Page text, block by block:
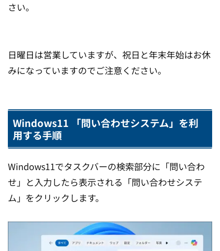
さい。
日曜日は営業していますが、祝日と年末年始はお休
みになっていますのでご注意ください。
Windows11 「問い合わせシステム」を利
用する手順
Windows11でタスクバーの検索部分に「問い合わ
せ」と入力したら表示される「問い合わせシステ
ム」をクリックします。